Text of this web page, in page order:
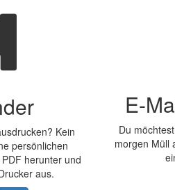
Kein
persönlichen
herunter und
aus.
E-
Du
morgen Müll